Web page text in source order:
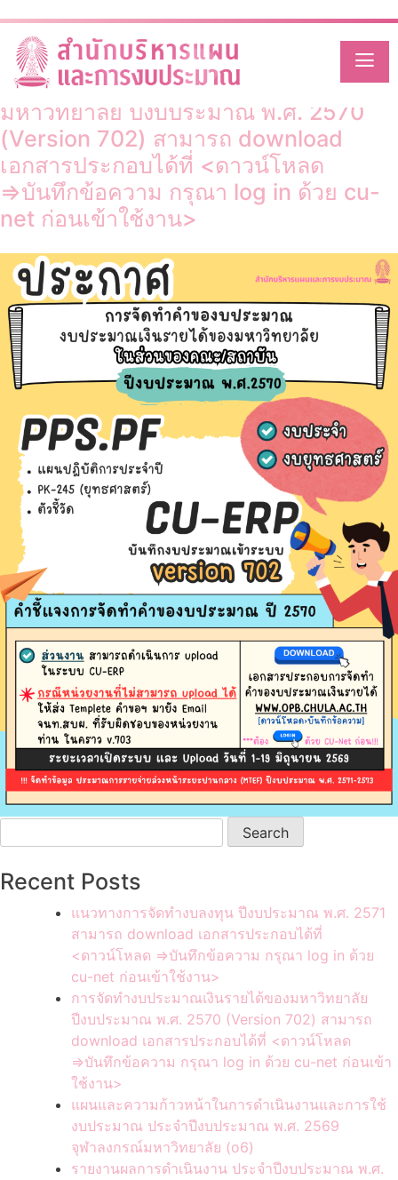
Skip
content
Month:May 2026
การจัดทำงบประมาณเงินรายได้ของ
มหาวิทยาลัย ปีงบประมาณ พ.ศ. 2570
(Version 702) สามารถ download
เอกสารประกอบได้ที่ <ดาวน์โหลด
=>บันทึกข้อความ กรุณา log in ด้วย cu-
net ก่อนเข้าใช้งาน>
for:
Recent Posts
แนวทางการจัดทำงบลงทุน ปีงบประมาณ พ.ศ. 2571
สามารถ download เอกสารประกอบได้ที่
<ดาวน์โหลด =>บันทึกข้อความ กรุณา log in ด้วย
cu-net ก่อนเข้าใช้งาน>
การจัดทำงบประมาณเงินรายได้ของมหาวิทยาลัย
ปีงบประมาณ พ.ศ. 2570 (Version 702) สามารถ
download เอกสารประกอบได้ที่ <ดาวน์โหลด
=>บันทึกข้อความ กรุณา log in ด้วย cu-net ก่อนเข้า
ใช้งาน>
แผนและความก้าวหน้าในการดำเนินงานและการใช้
งบประมาณ ประจำปีงบประมาณ พ.ศ. 2569
จุฬาลงกรณ์มหาวิทยาลัย (o6)
รายงานผลการดำเนินงาน ประจำปีงบประมาณ พ.ศ.